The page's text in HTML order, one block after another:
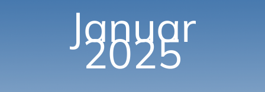
Januar
2025